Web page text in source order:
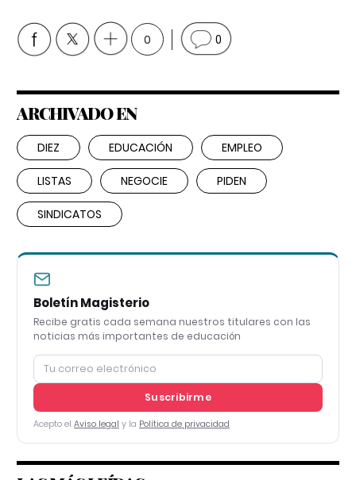
0 0
ARCHIVADO EN
DIEZ EDUCACIÓN EMPLEO
LISTAS NEGOCIE PIDEN
SINDICATOS
Boletín Magisterio
Recibe gratis cada semana nuestros titulares con las
noticias más importantes de educación
Suscribirme
Acepto el Aviso legal y la Política de privacidad